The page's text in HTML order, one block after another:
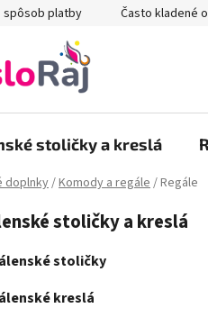
spôsob platby Často kladené
stoličky a kreslá
doplnky/Komody a regále/Regále
stoličky a kreslá
stoličky
kreslá